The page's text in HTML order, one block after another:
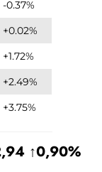
-0.37%
+0.02%
+1.72%
+2.49%
+3.75%
↑0,90%